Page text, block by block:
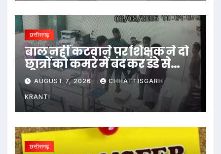
छत्तीसगढ़
बाल नहीं कटवाने पर शिक्षक ने दो
छात्रों को कमरे में बंद कर डंडे से
पीटा…
AUGUST 7, 2026 CHHATTISGARH
KRANTI
छत्तीसगढ़